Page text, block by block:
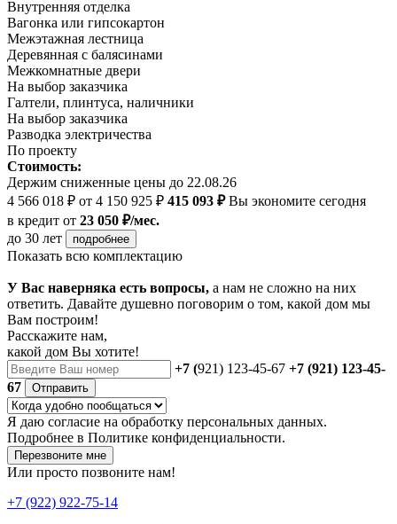
Внутренняя отделка
Вагонка или гипсокартон
Межэтажная лестница
Деревянная с балясинами
Межкомнатные двери
На выбор заказчика
Галтели, плинтуса, наличники
На выбор заказчика
Разводка электричества
По проекту
Стоимость:
Держим сниженные цены до 22.08.26
4 566 018 ₽ от 4 150 925 ₽ 415 093 ₽Вы экономите сегодня
в кредит от 23 050 ₽/мес.
до 30 лет
подробнее
Показать всю комплектацию
У Вас наверняка есть вопросы, а нам не сложно на них
ответить. Давайте душевно поговорим о том, какой дом мы
Вам построим!
Расскажите нам,
какой дом Вы хотите!
+7 (921) 123-45-67 +7 (921) 123-45-
67
Отправить
Я даю согласие на обработку персональных данных.
Подробнее в Политике конфиденциальности.
Перезвоните мне
Или просто позвоните нам!
+7 (922) 922-75-14